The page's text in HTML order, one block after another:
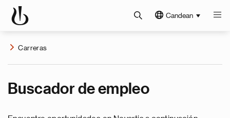
Candean
Carreras
Buscador de empleo